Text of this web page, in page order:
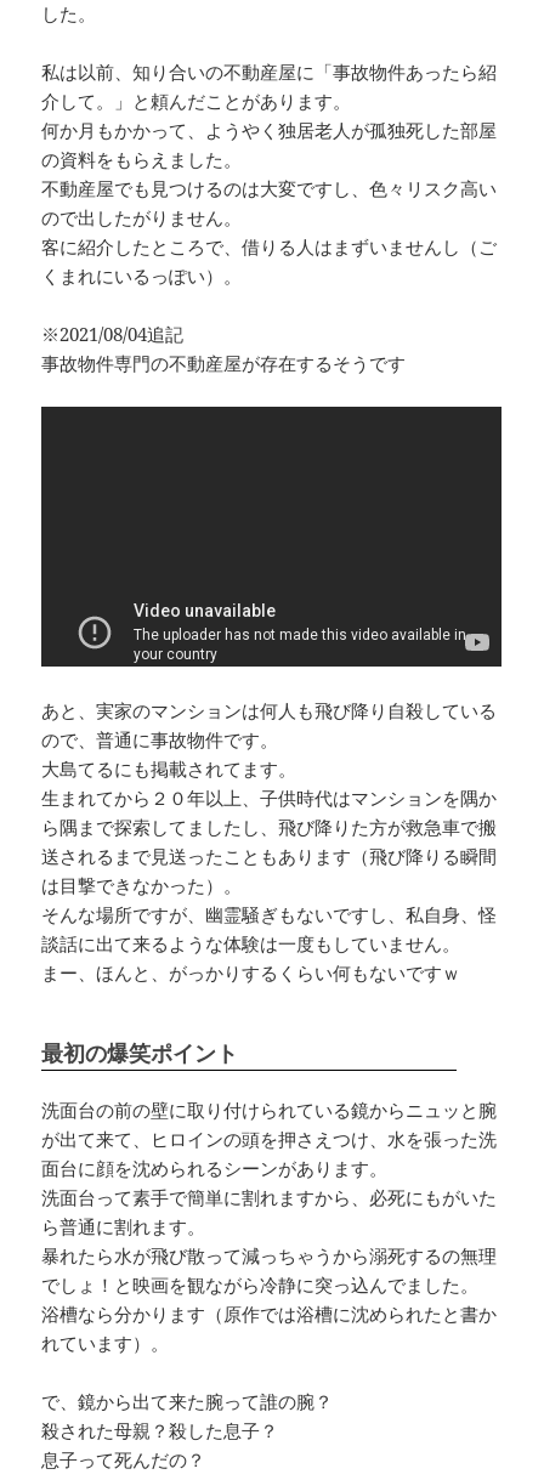
した。
私は以前、知り合いの不動産屋に「事故物件あったら紹
介して。」と頼んだことがあります。
何か月もかかって、ようやく独居老人が孤独死した部屋
の資料をもらえました。
不動産屋でも見つけるのは大変ですし、色々リスク高い
ので出したがりません。
客に紹介したところで、借りる人はまずいませんし（ご
くまれにいるっぽい）。
※2021/08/04追記
事故物件専門の不動産屋が存在するそうです
あと、実家のマンションは何人も飛び降り自殺している
ので、普通に事故物件です。
大島てるにも掲載されてます。
生まれてから２０年以上、子供時代はマンションを隅か
ら隅まで探索してましたし、飛び降りた方が救急車で搬
送されるまで見送ったこともあります（飛び降りる瞬間
は目撃できなかった）。
そんな場所ですが、幽霊騒ぎもないですし、私自身、怪
談話に出て来るような体験は一度もしていません。
まー、ほんと、がっかりするくらい何もないですｗ
最初の爆笑ポイント
洗面台の前の壁に取り付けられている鏡からニュッと腕
が出て来て、ヒロインの頭を押さえつけ、水を張った洗
面台に顔を沈められるシーンがあります。
洗面台って素手で簡単に割れますから、必死にもがいた
ら普通に割れます。
暴れたら水が飛び散って減っちゃうから溺死するの無理
でしょ！と映画を観ながら冷静に突っ込んでました。
浴槽なら分かります（原作では浴槽に沈められたと書か
れています）。
で、鏡から出て来た腕って誰の腕？
殺された母親？殺した息子？
息子って死んだの？